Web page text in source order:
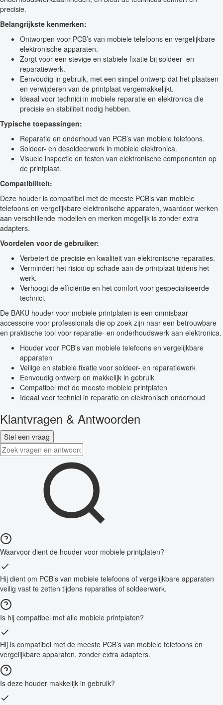
precisie.
Belangrijkste kenmerken:
Ontworpen voor PCB’s van mobiele telefoons en vergelijkbare
elektronische apparaten.
Zorgt voor een stevige en stabiele fixatie bij soldeer- en
reparatiewerk.
Eenvoudig in gebruik, met een simpel ontwerp dat het plaatsen
en verwijderen van de printplaat vergemakkelijkt.
Ideaal voor technici in mobiele reparatie en elektronica die
precisie en stabiliteit nodig hebben.
Typische toepassingen:
Reparatie en onderhoud van PCB’s van mobiele telefoons.
Soldeer- en desoldeerwerk in mobiele elektronica.
Visuele inspectie en testen van elektronische componenten op
de printplaat.
Compatibiliteit:
Deze houder is compatibel met de meeste PCB’s van mobiele
telefoons en vergelijkbare elektronische apparaten, waardoor werken
aan verschillende modellen en merken mogelijk is zonder extra
adapters.
Voordelen voor de gebruiker:
Verbetert de precisie en kwaliteit van elektronische reparaties.
Vermindert het risico op schade aan de printplaat tijdens het
werk.
Verhoogt de efficiëntie en het comfort voor gespecialiseerde
technici.
De BAKU houder voor mobiele printplaten is een onmisbaar
accessoire voor professionals die op zoek zijn naar een betrouwbare
en praktische tool voor reparatie- en onderhoudswerk aan elektronica.
Houder voor PCB’s van mobiele telefoons en vergelijkbare
apparaten
Veilige en stabiele fixatie voor soldeer- en reparatiewerk
Eenvoudig ontwerp en makkelijk in gebruik
Compatibel met de meeste mobiele printplaten
Ideaal voor technici in reparatie en elektronisch onderhoud
Klantvragen & Antwoorden
Stel een vraag
Waarvoor dient de houder voor mobiele printplaten?
Hij dient om PCB’s van mobiele telefoons of vergelijkbare apparaten
veilig vast te zetten tijdens reparaties of soldeerwerk.
Is hij compatibel met alle mobiele printplaten?
Hij is compatibel met de meeste PCB’s van mobiele telefoons en
vergelijkbare apparaten, zonder extra adapters.
Is deze houder makkelijk in gebruik?